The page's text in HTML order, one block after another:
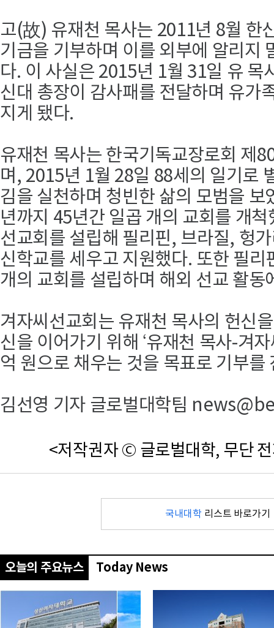
고(故) 유재천 목사는 2011년 8월 한
기금을 기부하며 이를 외부에 알리지
다. 이 사실은 2015년 1월 31일 유 목
신대 총장이 감사패를 전달하며 유가
지게 됐다.
유재천 목사는 한국기독교장로회 제
며, 2015년 1월 28일 88세의 일기로
김을 실천하며 청빈한 삶의 모범을
년까지 45년간 일곱 개의 교회를 개
선교회를 설립해 필리핀, 브라질, 헝
신학교를 세우고 지원했다. 또한 필리
개의 교회를 설립하며 해외 선교 활동
겨자씨선교회는 유재천 목사의 헌신
신을 이어가기 위해 ‘유재천 목사-겨
억 원으로 채우는 것을 목표로 기부를
김선영 기자 글로벌대학팀
<저작권자 © 글로벌대학, 무단
국내대학 리스트 바로가기
오늘의 주요뉴스 Today News